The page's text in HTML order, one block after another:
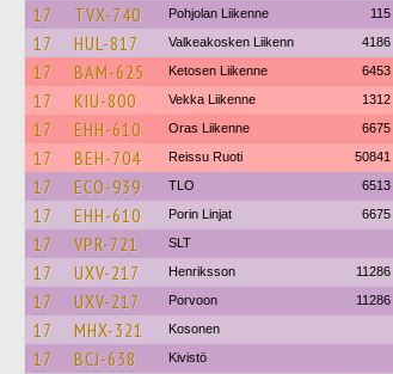
17 TVX-740 Pohjolan Liikenne 115
17 HUL-817 Valkeakosken Liikenn 4186
17 BAM-625 Ketosen Liikenne 6453
17 KIU-800 Vekka Liikenne 1312
17 EHH-610 Oras Liikenne 6675
17 BEH-704 Reissu Ruoti 50841
17 ECO-939 TLO 6513
17 EHH-610 Porin Linjat 6675
17 VPR-721 SLT
17 UXV-217 Henriksson 11286
17 UXV-217 Porvoon 11286
17 MHX-321 Kosonen
17 BCJ-638 Kivistö